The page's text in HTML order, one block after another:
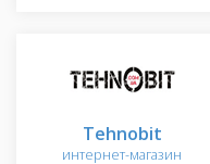
Tehnobit
интернет-магазин